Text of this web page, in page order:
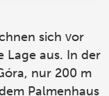
sich vor
Lage aus. In der
nur 200 m
Palmenhaus